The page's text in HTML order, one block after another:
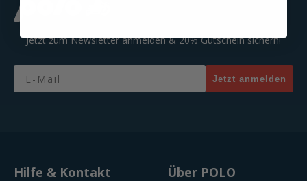
Jetzt zum Newsletter anmelden & 20% Gutschein sichern!
Email
Jetzt anmelden
Hilfe & Kontakt Über POLO